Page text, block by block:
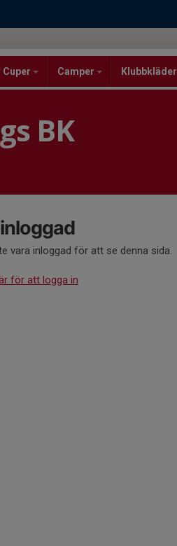
Cuper Camper Klubbkläder
BK
vara inloggad för att se denna sida.
för att logga in